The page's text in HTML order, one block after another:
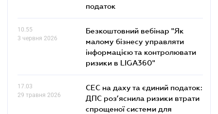
податок
10.55
3 червня 2026
Безкоштовний вебінар "Як
малому бізнесу управляти
інформацією та контролювати
ризики в LIGA360"
17.03
29 травня 2026
СЕС на даху та єдиний податок:
ДПС роз’яснила ризики втрати
спрощеної системи для